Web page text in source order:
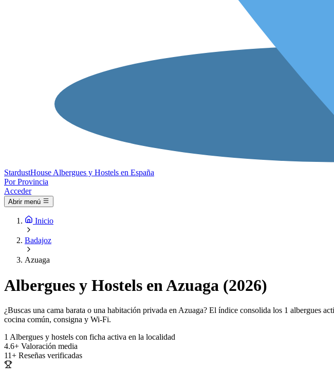
StardustHouse Albergues y Hostels en España
Por Provincia
Acceder
Abrir menú
Inicio
Badajoz
Azuaga
Albergues y Hostels en Azuaga (2026)
¿Buscas una cama barata o una habitación privada en Azuaga? El índice consolida los 1 albergues
cocina común, consigna y Wi-Fi.
1 Albergues y hostels con ficha activa en la localidad
4.6+ Valoración media
11+ Reseñas verificadas